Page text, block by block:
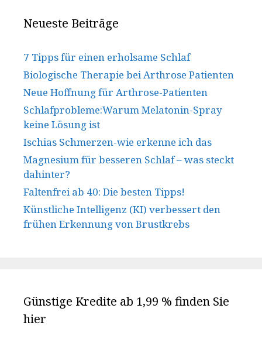
Neueste Beiträge
7 Tipps für einen erholsame Schlaf
Biologische Therapie bei Arthrose Patienten
Neue Hoffnung für Arthrose-Patienten
Schlafprobleme:Warum Melatonin-Spray
keine Lösung ist
Ischias Schmerzen-wie erkenne ich das
Magnesium für besseren Schlaf – was steckt
dahinter?
Faltenfrei ab 40: Die besten Tipps!
Künstliche Intelligenz (KI) verbessert den
frühen Erkennung von Brustkrebs
Günstige Kredite ab 1,99 % finden Sie
hier